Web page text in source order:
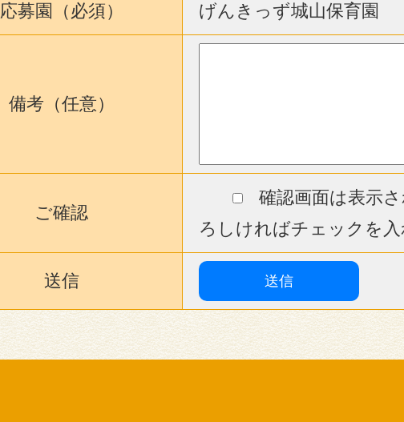
応募園（必須） げんきっず城山保育園
備考（任意）
ご確認
確認画面は表示
ろしければチェックを入
送信